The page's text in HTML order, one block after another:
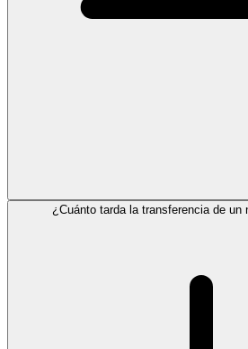
¿Cuánto tarda la transferencia de un